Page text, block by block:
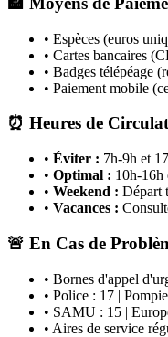
• Espèces (euros
• Cartes bancaires
• Badges télépéage
• Paiement mobile
⏰ Heures de
• Éviter : 7h-9h et
• Optimal : 10h-16h
• Weekend : Départ
• Vacances :
🚨 En Cas de
• Bornes d'appel
• Police : 17 |
• SAMU : 15 |
• Aires de service